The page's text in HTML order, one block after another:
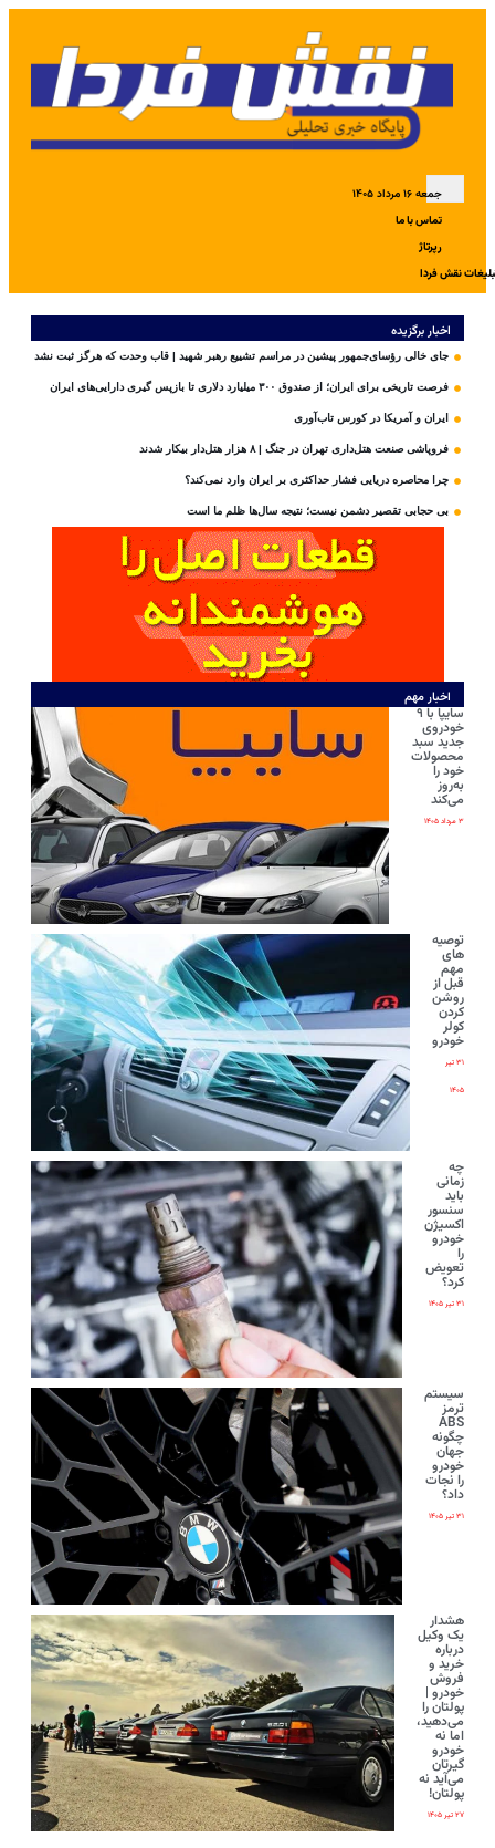
جمعه ۱۶ مرداد ۱۴۰۵
تماس با ما
رپرتاژ
نقش فردا
اخبار برگزیده
جای خالی رؤسای‌جمهور پیشین در مراسم تشییع رهبر شهید | قاب وحدت که هرگز ثبت نشد
فرصت تاریخی برای ایران؛ از صندوق ۳۰۰ میلیارد دلاری تا بازپس گیری دارایی‌های ایران
ایران و آمریکا در کورس تاب‌آوری
فروپاشی صنعت هتل‌داری تهران در جنگ | ۸ هزار هتل‌دار بیکار شدند
چرا محاصره دریایی فشار حداکثری بر ایران وارد نمی‌کند؟
بی‌ حجابی تقصیر دشمن نیست؛ نتیجه سال‌ها ظلم ما است
اخبار مهم
سایپا با ۹
خودروی
جدید سبد
محصولات
خود را
به‌روز
می‌کند
۳ مرداد ۱۴۰۵
توصیه
های
مهم
قبل از
روشن
کردن
کولر
خودرو
۳۱ تیر
۱۴۰۵
چه
زمانی
باید
سنسور
اکسیژن
خودرو
را
تعویض
کرد؟
۳۱ تیر ۱۴۰۵
سیستم
ترمز
ABS
چگونه
جهان
خودرو
را نجات
داد؟
۳۱ تیر ۱۴۰۵
هشدار
یک وکیل
درباره
خرید و
فروش
خودرو |
پولتان را
می‌دهید،
اما نه
خودرو
گیرتان
می‌آید نه
پولتان!
۲۷ تیر ۱۴۰۵